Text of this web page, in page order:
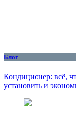
Блог
Кондиционер: всё,
установить и